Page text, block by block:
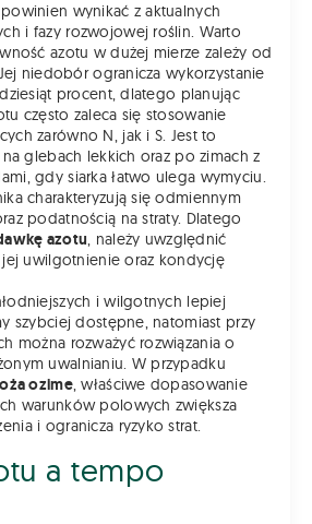
wynikać z aktualnych
i fazy rozwojowej roślin. Warto
azotu w dużej mierze zależy od
niedobór ogranicza wykorzystanie
procent, dlatego planując
często zaleca się stosowanie
zarówno N, jak i S. Jest to
glebach lekkich oraz po zimach z
gdy siarka łatwo ulega wymyciu.
charakteryzują się odmiennym
podatnością na straty. Dlatego
azotu, należy uwzględnić
uwilgotnienie oraz kondycję
i wilgotnych lepiej
szybciej dostępne, natomiast przy
można rozważyć rozwiązania o
uwalnianiu. W przypadku
ozime, właściwe dopasowanie
warunków polowych zwiększa
i ogranicza ryzyko strat.
a tempo